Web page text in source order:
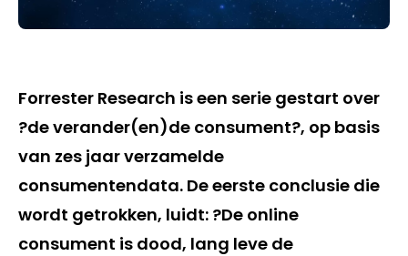
Forrester Research is een serie gestart over
?de verander(en)de consument?, op basis
van zes jaar verzamelde
consumentendata. De eerste conclusie die
wordt getrokken, luidt: ?De online
consument is dood, lang leve de